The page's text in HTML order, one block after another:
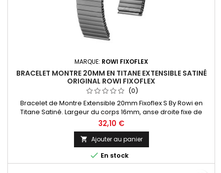
MARQUE: ROWI FIXOFLEX
BRACELET MONTRE 20MM EN TITANE EXTENSIBLE SATINÉ
ORIGINAL ROWI FIXOFLEX
(0)
Bracelet de Montre Extensible 20mm Fixoflex S By Rowi en
Titane Satiné. Largeur du corps 16mm, anse droite fixe de
20mm sciable pour mise à la largeur de l'entre-corne de la
montre. Anti-allergies : le titane est anallergique et peut être
une bonne option pour les personnes qui sont allergiques aux
métaux ou à d'autres matériaux. Rowi Fixoflex Made in...
32,10 €
 Ajouter au panier
 En stock